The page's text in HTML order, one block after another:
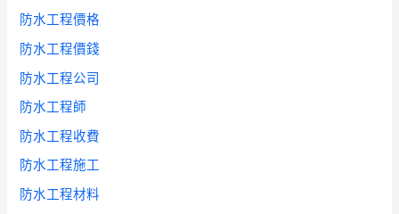
防水工程價格
防水工程價錢
防水工程公司
防水工程師
防水工程收費
防水工程施工
防水工程材料